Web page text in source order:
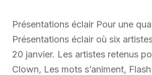
Présentations éclair Pour une
Présentations éclair où six
20 janvier. Les artistes retenus
Clown, Les mots s’animent,